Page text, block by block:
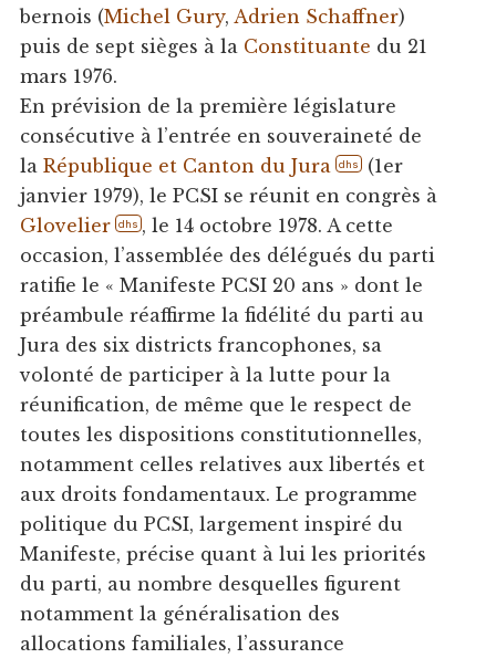
bernois (Michel Gury, Adrien Schaffner)
puis de sept sièges à la Constituante du 21
mars 1976.
En prévision de la première législature
consécutive à l’entrée en souveraineté de
la République et Canton du Jura dhs (1er
janvier 1979), le PCSI se réunit en congrès à
Glovelier
dhs , le 14 octobre 1978. A cette
occasion, l’assemblée des délégués du parti
ratifie le « Manifeste PCSI 20 ans » dont le
préambule réaffirme la fidélité du parti au
Jura des six districts francophones, sa
volonté de participer à la lutte pour la
réunification, de même que le respect de
toutes les dispositions constitutionnelles,
notamment celles relatives aux libertés et
aux droits fondamentaux. Le programme
politique du PCSI, largement inspiré du
Manifeste, précise quant à lui les priorités
du parti, au nombre desquelles figurent
notamment la généralisation des
allocations familiales, l’assurance